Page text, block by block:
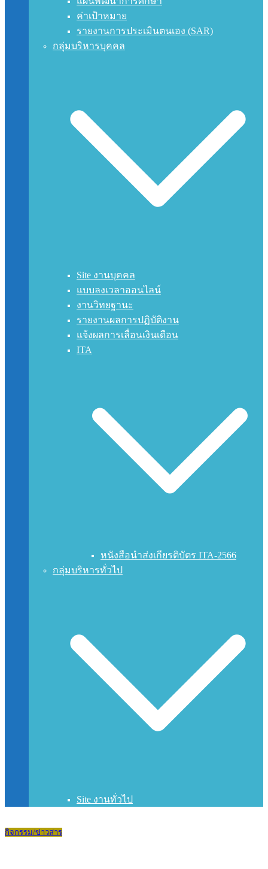
ค่าเป้าหมาย
รายงานการประเมินตนเอง (SAR)
กลุ่มบริหารบุคคล
Site งานบุคคล
แบบลงเวลาออนไลน์
งานวิทยฐานะ
รายงานผลการปฏิบัติงาน
แจ้งผลการเลื่อนเงินเดือน
ITA
หนังสือนำส่งเกียรติบัตร ITA-2566
กลุ่มบริหารทั่วไป
Site งานทั่วไป
กิจกรรม/ข่าวสาร